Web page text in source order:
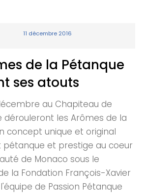
11 décembre 2016
de la Pétanque
ses atouts
au Chapiteau de
dérouleront les Arômes de la
concept unique et original
et prestige au coeur
de Monaco sous le
la Fondation François-Xavier
de Passion Pétanque